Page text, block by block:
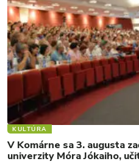
KULTÚRA
V Komárne sa 3. augusta
univerzity Móra Jókaiho,